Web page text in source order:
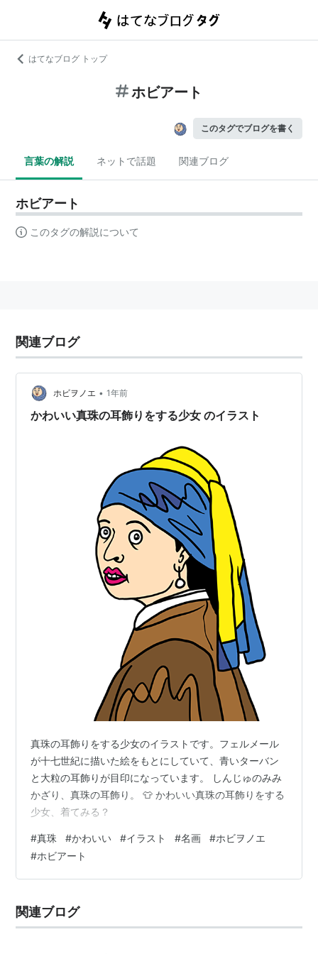
はてなブログ トップ
ホビアート
このタグでブログを書く
言葉の解説 ネットで話題 関連ブログ
ホビアート
このタグの解説について
関連ブログ
ホビヲノエ • 1年前
かわいい真珠の耳飾りをする少女 のイラスト
真珠の耳飾りをする少女のイラストです。フェルメール
が十七世紀に描いた絵をもとにしていて、青いターバン
と大粒の耳飾りが目印になっています。 しんじゅのみみ
かざり、真珠の耳飾り。 👕 かわいい真珠の耳飾りをする
少女、着てみる？
#真珠 #かわいい #イラスト #名画 #ホビヲノエ
#ホビアート
関連ブログ